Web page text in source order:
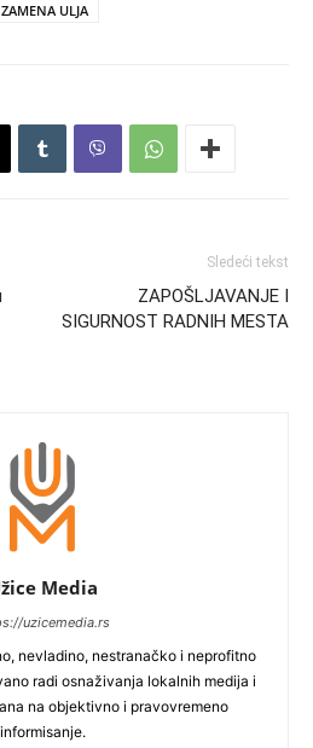
ZAMENA ULJA
Sledeći tekst
ZAPOŠLJAVANJE I
SIGURNOST RADNIH MESTA
Media
uzicemedia.rs
nevladino, nestranačko i neprofitno
radi osnaživanja lokalnih medija i
na objektivno i pravovremeno
informisanje.